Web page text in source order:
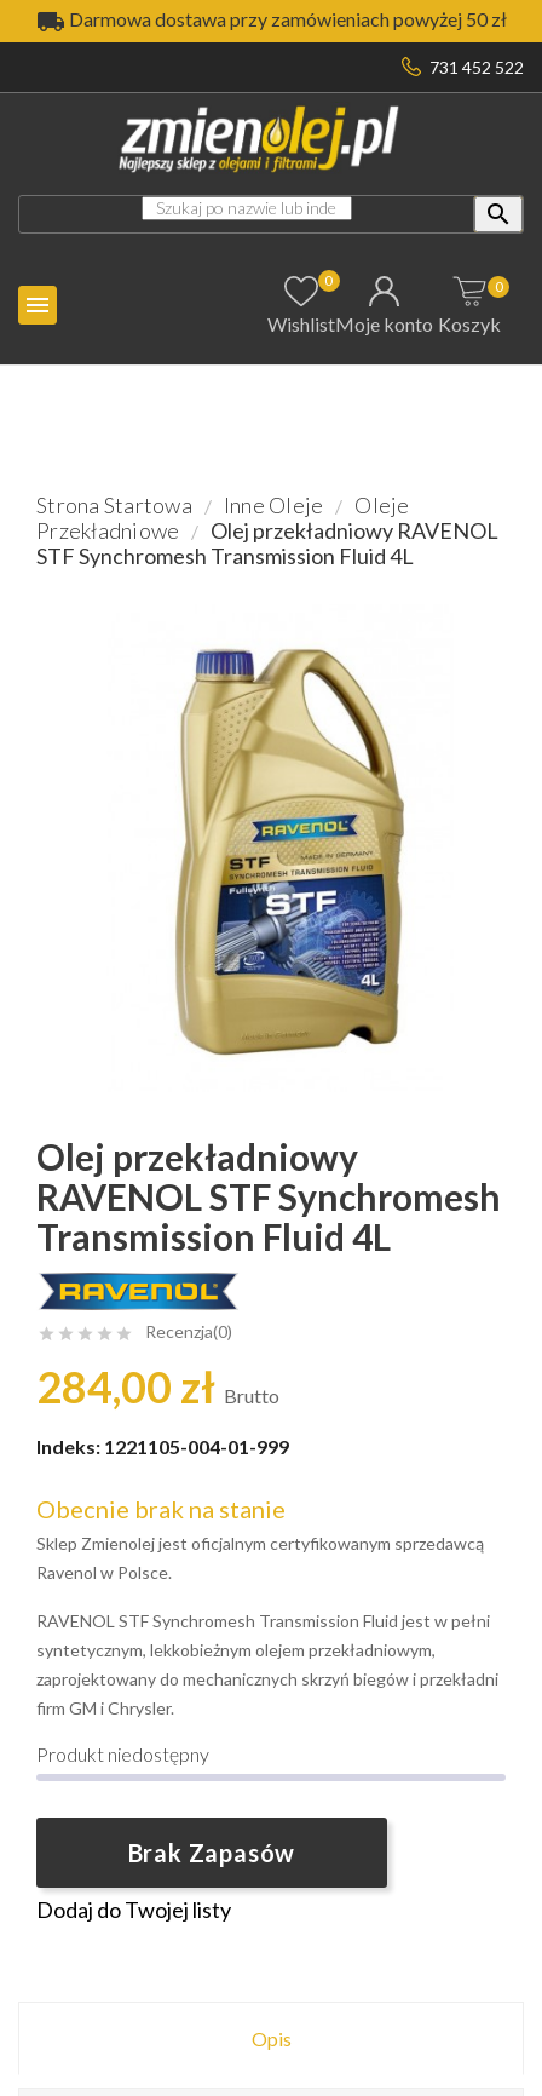
 Darmowa dostawa przy zamówieniach powyżej 50 zł
731 452 522


0
WishlistMoje konto Koszyk
0
Strona Startowa Inne Oleje
Oleje
Przekładniowe
Olej przekładniowy RAVENOL
STF Synchromesh Transmission Fluid 4L
Olej przekładniowy
RAVENOL STF Synchromesh
Transmission Fluid 4L
     Recenzja(0)
284,00 zł Brutto
Indeks: 1221105-004-01-999
Obecnie brak na stanie
Sklep Zmienolej jest oficjalnym certyfikowanym sprzedawcą
Ravenol w Polsce.
RAVENOL STF Synchromesh Transmission Fluid jest w pełni
syntetycznym, lekkobieżnym olejem przekładniowym,
zaprojektowany do mechanicznych skrzyń biegów i przekładni
firm GM i Chrysler.
Produkt niedostępny
Brak Zapasów
Dodaj do Twojej listy
Opis